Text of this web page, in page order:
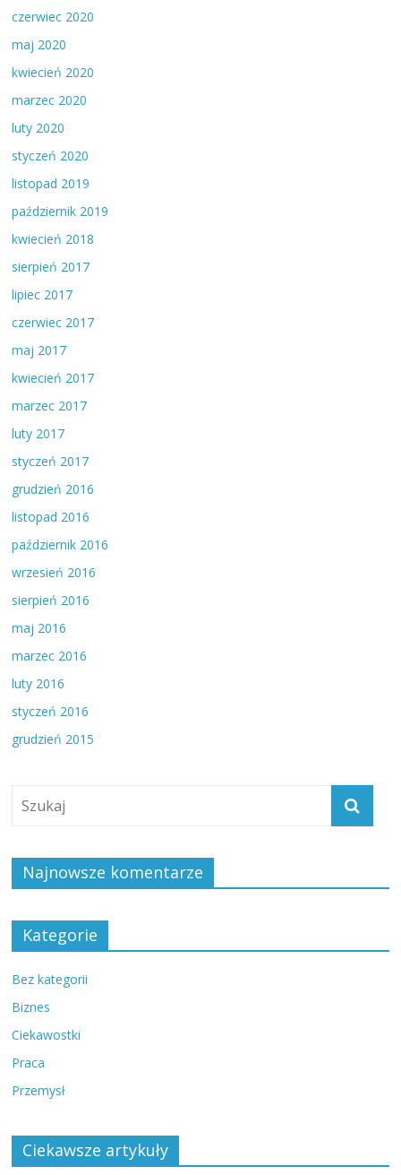
czerwiec 2020
maj 2020
kwiecień 2020
marzec 2020
luty 2020
styczeń 2020
listopad 2019
październik 2019
kwiecień 2018
sierpień 2017
lipiec 2017
czerwiec 2017
maj 2017
kwiecień 2017
marzec 2017
luty 2017
styczeń 2017
grudzień 2016
listopad 2016
październik 2016
wrzesień 2016
sierpień 2016
maj 2016
marzec 2016
luty 2016
styczeń 2016
grudzień 2015
Najnowsze komentarze
Kategorie
Bez kategorii
Biznes
Ciekawostki
Praca
Przemysł
Ciekawsze artykuły